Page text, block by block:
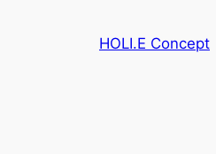
HOLI.E Concept